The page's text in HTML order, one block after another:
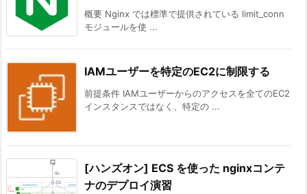
概要 Nginx では標準で提供されている limit_conn
モジュールを使 ...
IAMユーザーを特定のEC2に制限する
前提条件 IAMユーザーからのアクセスを全てのEC2
インスタンスではなく、特定の ...
[ハンズオン] ECS を使った nginxコンテ
ナのデプロイ演習